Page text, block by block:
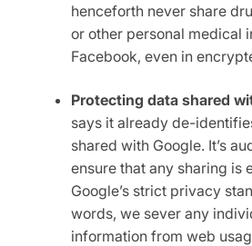
henceforth never share
or other personal medical
Facebook, even in
Protecting data shared
says it already de-
shared with Google. It’s
ensure that any sharing is
Google’s strict privacy
words, we sever any
information from web